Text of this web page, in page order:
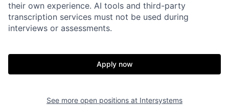
their own experience. AI tools and third-party
transcription services must not be used during
interviews or assessments.
Apply now
See more open positions at Intersystems